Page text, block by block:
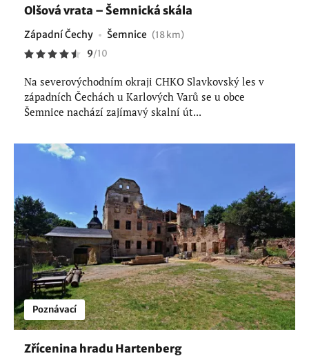
Olšová vrata – Šemnická skála
Západní Čechy Šemnice (18 km)
9/10
Na severovýchodním okraji CHKO Slavkovský les v
západních Čechách u Karlových Varů se u obce
Šemnice nachází zajímavý skalní út...
Poznávací
Zřícenina hradu Hartenberg